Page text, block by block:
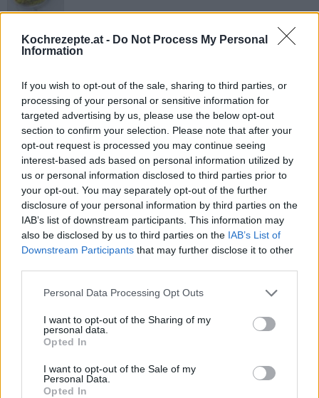
Kochrezepte.at - Do Not Process My Personal
Information
If you wish to opt-out of the sale, sharing to third parties, or
processing of your personal or sensitive information for
targeted advertising by us, please use the below opt-out
section to confirm your selection. Please note that after your
opt-out request is processed you may continue seeing
interest-based ads based on personal information utilized by
us or personal information disclosed to third parties prior to
your opt-out. You may separately opt-out of the further
disclosure of your personal information by third parties on the
IAB’s list of downstream participants. This information may
also be disclosed by us to third parties on the IAB’s List of
Downstream Participants that may further disclose it to other
Personal Data Processing Opt Outs
I want to opt-out of the Sharing of my
personal data.
Opted In
I want to opt-out of the Sale of my
Personal Data.
Opted In
Leicht
Bärlauch-Ei-Aufstrich
Leicht
Bärlauch-Cremesuppe
Leicht
Bärlauch-Käsestangen
Leicht
Mittel
Ricotta-Bärlauch-Nockerl